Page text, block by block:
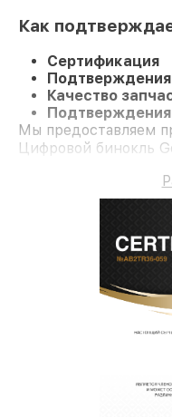
Как
Сертификация
Качество
Мы предоставляем
Цифровой бинокль